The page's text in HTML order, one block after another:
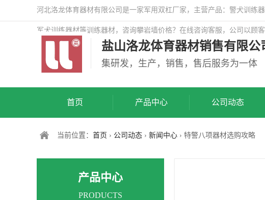
河北洛龙体育器材有限公司是一家军用双杠厂家，主营产品：警犬训练
军犬训练器材等训练器材，咨询攀岩墙价格？在线咨询客服，公司以顾
盐山洛龙体育器材销售有限公
集研发，生产，销售，售后服务为一体
首页 产品中心 公司动态
当前位置： 首页 › 公司动态 › 新闻中心 › 特警八项器材选购攻略
产品中心
PRODUCTS